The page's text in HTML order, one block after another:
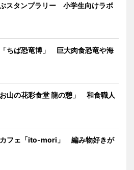
スタンプラリー 小学生向けラボ
ちば恐竜博」 巨大肉食恐竜や海
山の花彩食堂 龍の憩」 和食職人
カフェ「ito-mori」 編み物好きが